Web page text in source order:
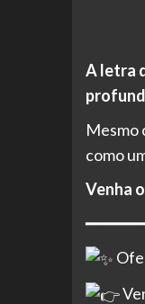
A letra
Mesmo
como
Venha